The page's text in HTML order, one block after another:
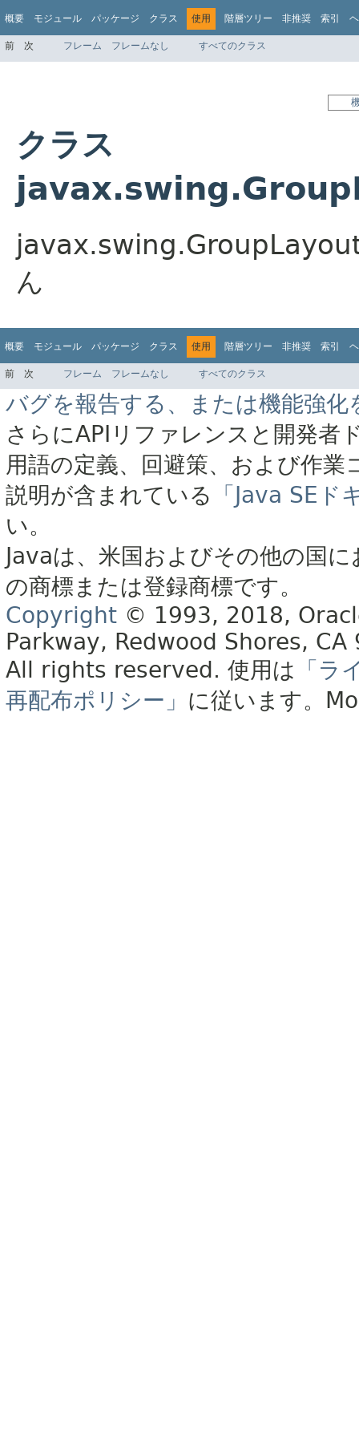
概要 モジュール パッケージ クラス 使用 階層ツリー 非推奨 索引
前 次 フレーム フレームなし すべてのクラス
クラス
ん
概要 モジュール パッケージ クラス 使用 階層ツリー 非推奨 索引
前 次 フレーム フレームなし すべてのクラス
バグを報告する、または機能強化
さらにAPIリファレンスと開発者
用語の定義、回避策、および作
説明が含まれている
「Java SE
い。
Javaは、米国およびその他の国
の商標または登録商標です。
Copyright © 1993, 2018,
Parkway, Redwood Shores, CA
All rights reserved. 使用は 「ラ
再配布ポリシー」 に従います。